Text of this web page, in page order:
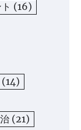
(16)
(14)
(21)